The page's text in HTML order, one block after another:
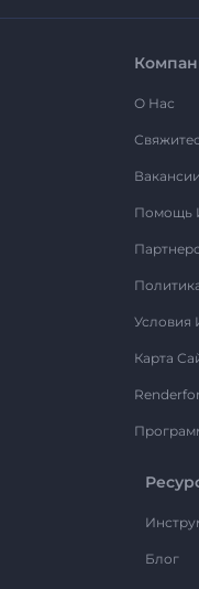
О Нас
Вакансии
Помощь
Условия
Карта
Блог